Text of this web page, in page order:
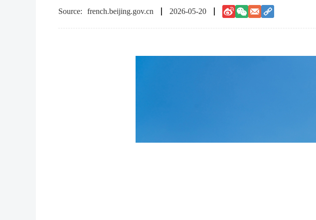
french.beijing.gov.cn 2026-05-20